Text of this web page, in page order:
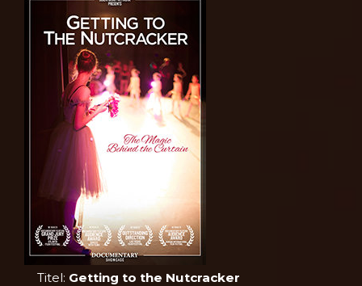
Titel: Getting to the Nutcracker